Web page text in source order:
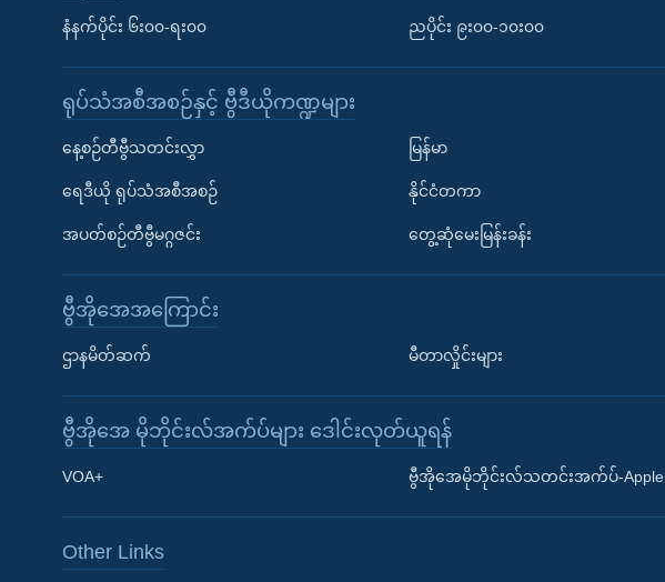
Learning English
နံနက်ပိုင်း ၆း၀၀-ရး၀၀ ညပိုင်း ၉း၀၀-၁၀း၀၀
ရုပ်သံအစီအစဉ်နှင့် ဗွီဒီယိုကဏ္ဍများ
နေ့စဉ်တီဗွီသတင်းလွှာ
ရေဒီယို ရုပ်သံအစီအစဉ်
အပတ်စဉ်တီဗွီမဂ္ဂဇင်း
မြန်မာ
နိုင်ငံတကာ
တွေ့ဆုံမေးမြန်းခန်း
ဗွီအိုအေအကြောင်း
ဌာနမိတ်ဆက် မီတာလှိုင်းများ
ဗွီအိုအေ မိုဘိုင်းလ်အက်ပ်များ ဒေါင်းလုတ်ယူရန်
VOA+ ဗွီအိုအေမိုဘိုင်းလ်သတင်းအက်ပ်-Apple
Other Links